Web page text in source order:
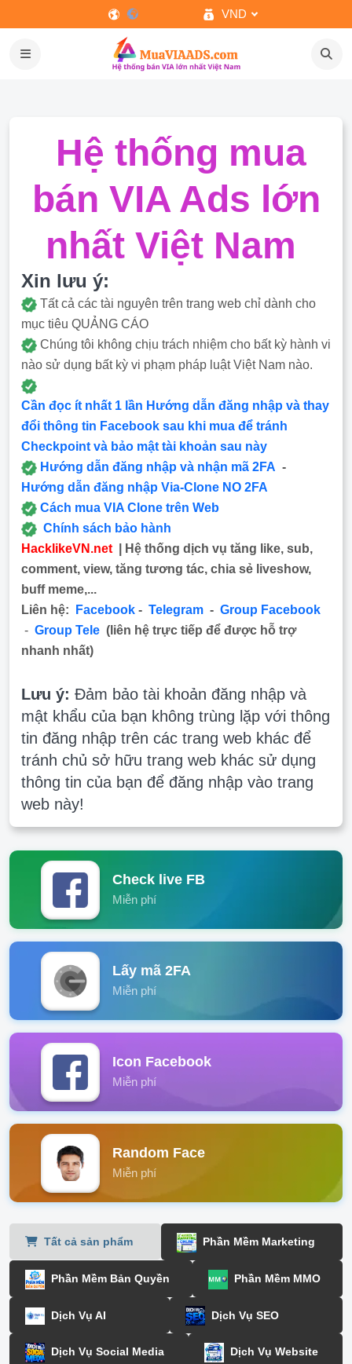
VND
Hệ thống mua
bán VIA Ads lớn
nhất Việt Nam
Xin lưu ý:
Tất cả các tài nguyên trên trang web chỉ dành cho
mục tiêu QUẢNG CÁO
Chúng tôi không chịu trách nhiệm cho bất kỳ hành vi
nào sử dụng bất kỳ vi phạm pháp luật Việt Nam nào.
Cần đọc ít nhất 1 lần Hướng dẫn đăng nhập và thay
đổi thông tin Facebook sau khi mua để tránh
Checkpoint và bảo mật tài khoản sau này
Hướng dẫn đăng nhập và nhận mã 2FA -
Hướng dẫn đăng nhập Via-Clone NO 2FA
Cách mua VIA Clone trên Web
Chính sách bảo hành
HacklikeVN.net | Hệ thống dịch vụ tăng like, sub,
comment, view, tăng tương tác, chia sẻ liveshow,
buff meme,...
Liên hệ:
Facebook - Telegram - Group Facebook
- Group Tele (liên hệ trực tiếp để được hỗ trợ
nhanh nhất)
Lưu ý: Đảm bảo tài khoản đăng nhập và
mật khẩu của bạn không trùng lặp với thông
tin đăng nhập trên các trang web khác để
tránh chủ sở hữu trang web khác sử dụng
thông tin của bạn để đăng nhập vào trang
web này!
Check live FB
Miễn phí
Lấy mã 2FA
Miễn phí
Icon Facebook
Miễn phí
Random Face
Miễn phí
Tất cả sản phẩm Phần Mềm Marketing
Phần Mềm Bản Quyền Phần Mềm MMO
Dịch Vụ AI Dịch Vụ SEO
Dịch Vụ Social Media Dịch Vụ Website